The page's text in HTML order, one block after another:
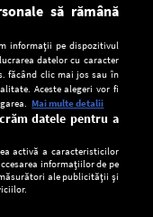
să rămână
informații pe dispozitivul
datelor cu caracter
făcând clic mai jos sau în
Aceste alegeri vor fi
Mai multe detalii
datele pentru a
activă a caracteristicilor
informațiilor de pe
ale publicității și